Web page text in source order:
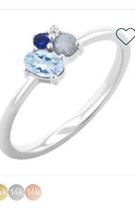
14k 14k